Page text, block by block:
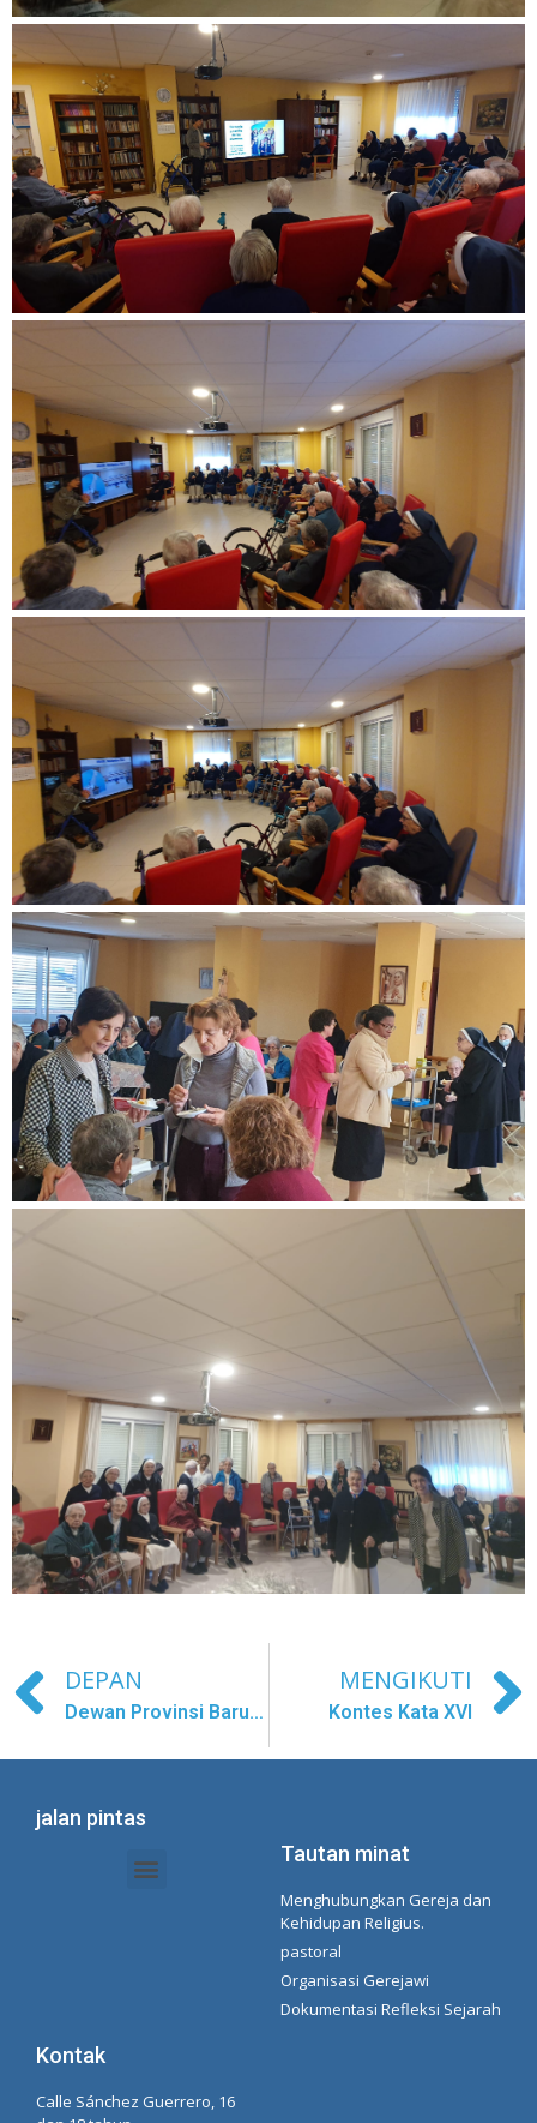
DEPAN
Dewan Provinsi Baru Asia
MENGIKUTI
Kontes Kata XVI
jalan pintas
Tautan minat
Menghubungkan Gereja dan
Kehidupan Religius.
pastoral
Organisasi Gerejawi
Dokumentasi Refleksi Sejarah
Kontak
Calle Sánchez Guerrero, 16